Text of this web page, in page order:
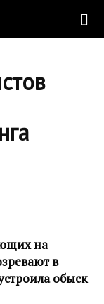
на
в
обыск